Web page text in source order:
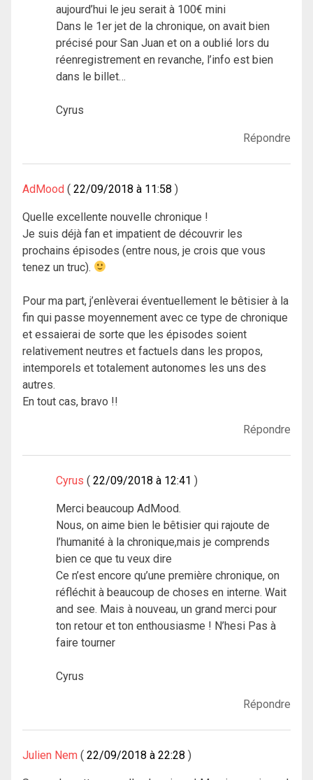
aujourd’hui le jeu serait à 100€ mini
Dans le 1er jet de la chronique, on avait bien
précisé pour San Juan et on a oublié lors du
réenregistrement en revanche, l’info est bien
dans le billet…
Cyrus
Répondre
AdMood 22/09/2018 à 11:58
Quelle excellente nouvelle chronique !
Je suis déjà fan et impatient de découvrir les
prochains épisodes (entre nous, je crois que vous
tenez un truc).
Pour ma part, j’enlèverai éventuellement le bêtisier à la
fin qui passe moyennement avec ce type de chronique
et essaierai de sorte que les épisodes soient
relativement neutres et factuels dans les propos,
intemporels et totalement autonomes les uns des
autres.
En tout cas, bravo !!
Répondre
Cyrus 22/09/2018 à 12:41
Merci beaucoup AdMood.
Nous, on aime bien le bêtisier qui rajoute de
l’humanité à la chronique,mais je comprends
bien ce que tu veux dire
Ce n’est encore qu’une première chronique, on
réfléchit à beaucoup de choses en interne. Wait
and see. Mais à nouveau, un grand merci pour
ton retour et ton enthousiasme ! N’hesi Pas à
faire tourner
Cyrus
Répondre
Julien Nem 22/09/2018 à 22:28